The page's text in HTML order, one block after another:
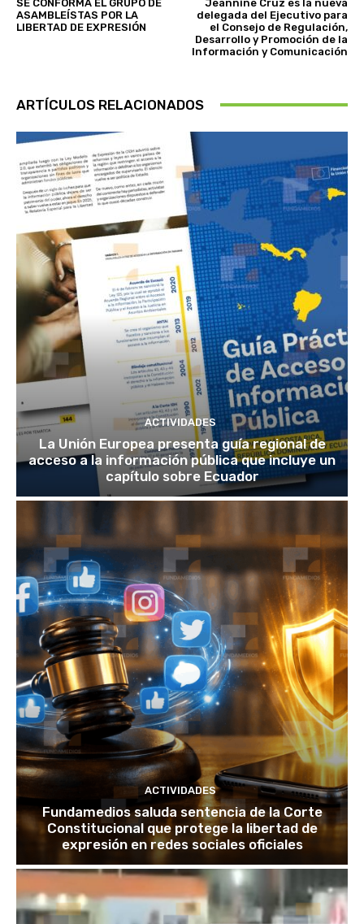
SE CONFORMA EL GRUPO DE
ASAMBLEÍSTAS POR LA
LIBERTAD DE EXPRESIÓN
Jeannine Cruz es la nueva
delegada del Ejecutivo para
el Consejo de Regulación,
Desarrollo y Promoción de la
Información y Comunicación
ARTÍCULOS RELACIONADOS
ACTIVIDADES
La Unión Europea presenta guía regional de
acceso a la información pública que incluye un
capítulo sobre Ecuador
ACTIVIDADES
Fundamedios saluda sentencia de la Corte
Constitucional que protege la libertad de
expresión en redes sociales oficiales